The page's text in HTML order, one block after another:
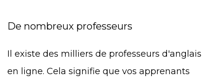
De nombreux professeurs
Il existe des milliers de professeurs d'anglais
en ligne. Cela signifie que vos apprenants